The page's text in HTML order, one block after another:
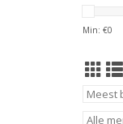
Min: €0